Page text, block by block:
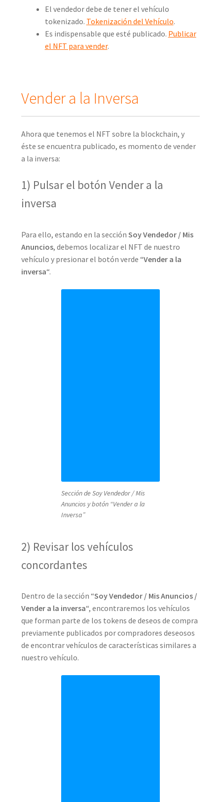
El vendedor debe de tener el vehículo
tokenizado. Tokenización del Vehículo.
Es indispensable que esté publicado. Publicar
el NFT para vender.
Vender a la Inversa
Ahora que tenemos el NFT sobre la blockchain, y
éste se encuentra publicado, es momento de vender
a la inversa:
1) Pulsar el botón Vender a la
inversa
Para ello, estando en la sección Soy Vendedor / Mis
Anuncios, debemos localizar el NFT de nuestro
vehículo y presionar el botón verde “Vender a la
inversa“.
Sección de Soy Vendedor / Mis
Anuncios y botón “Vender a la
Inversa”
2) Revisar los vehículos
concordantes
Dentro de la sección “Soy Vendedor / Mis Anuncios /
Vender a la inversa“, encontraremos los vehículos
que forman parte de los tokens de deseos de compra
previamente publicados por compradores deseosos
de encontrar vehículos de características similares a
nuestro vehículo.